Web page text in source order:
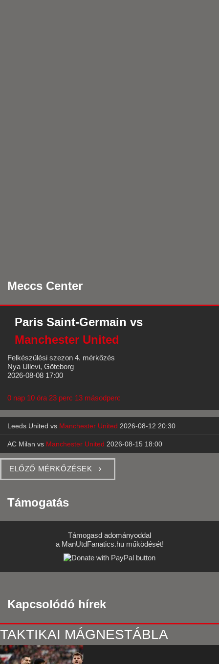
Meccs Center
Paris Saint-Germain vs
Manchester United
Felkészülési szezon 4. mérkőzés
Nya Ullevi, Göteborg
2026-08-08 17:00
0 nap 10 óra 23 perc 11 másodperc
Leeds United vs Manchester United 2026-08-12 20:30
AC Milan vs Manchester United 2026-08-15 18:00
ELŐZŐ MÉRKŐZÉSEK
Támogatás
Támogasd adományoddal
a ManUtdFanatics.hu működését!
Kapcsolódó hírek
TAKTIKAI MÁGNESTÁBLA